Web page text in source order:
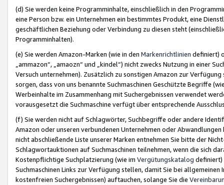
(d) Sie werden keine Programminhalte, einschließlich in den
eine Person bzw. ein Unternehmen ein bestimmtes Produkt, eine
geschäftlichen Beziehung oder Verbindung zu diesen steht
Programminhalten).
(e) Sie werden Amazon-Marken (wie in den Markenrichtlinien definiert)
„ammazon“, „amaozn“ und „kindel“) nicht zwecks Nutzung in einer
Versuch unternehmen). Zusätzlich zu sonstigen Amazon zur
sorgen, dass von uns benannte Suchmaschinen Geschützte Begriffe
Werbeinhalte im Zusammenhang mit Suchergebnissen verwendet
vorausgesetzt die Suchmaschine verfügt über entsprechende
(f) Sie werden nicht auf Schlagwörter, Suchbegriffe oder andere
Amazon oder unseren verbundenen Unternehmen oder
nicht abschließende Liste unserer Marken entnehmen Sie bitte der
Schlagwortauktionen auf Suchmaschinen teilnehmen, wenn die sich
Kostenpflichtige Suchplatzierung (wie im Vergütungskatalog definiert)
Suchmaschinen Links zur Verfügung stellen, damit Sie bei
kostenfreien Suchergebnissen) auftauchen, solange Sie die